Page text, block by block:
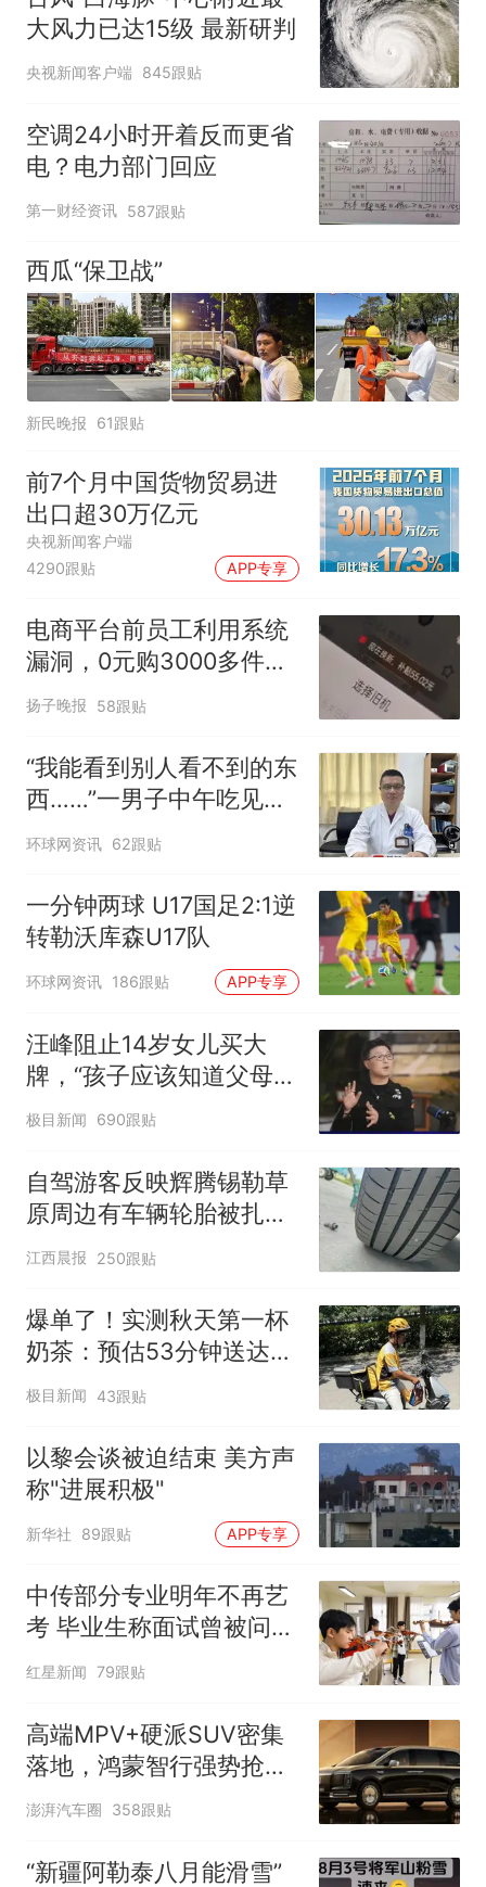
大风力已达15级 最新研判
央视新闻客户端 845跟贴
空调24小时开着反而更省
电？电力部门回应
第一财经资讯 587跟贴
西瓜“保卫战”
新民晚报 61跟贴
前7个月中国货物贸易进
出口超30万亿元
央视新闻客户端
4290跟贴
APP专享
电商平台前员工利用系统
漏洞，0元购3000多件家
电！
扬子晚报 58跟贴
“我能看到别人看不到的东
西……”一男子中午吃见手
青没事，晚上再吃却出现
环球网资讯 62跟贴
一分钟两球 U17国足2:1逆
转勒沃库森U17队
环球网资讯 186跟贴 APP专享
汪峰阻止14岁女儿买大
牌，“孩子应该知道父母的
不易”，称自己买衣服80%
极目新闻 690跟贴
自驾游客反映辉腾锡勒草
原周边有车辆轮胎被扎，
修理店铺换胎价格高达千
元，官方发布情况通报
江西晨报 250跟贴
爆单了！实测秋天第一杯
奶茶：预估53分钟送达，
实际耗时92分钟
极目新闻 43跟贴
以黎会谈被迫结束 美方声
称"进展积极"
新华社 89跟贴 APP专享
中传部分专业明年不再艺
考 毕业生称面试曾被问
“如何策划晚会” 专家：遏
红星新闻 79跟贴
高端MPV+硬派SUV密集
落地，鸿蒙智行强势抢占
自主高端市场制高点
澎湃汽车圈 358跟贴
“新疆阿勒泰八月能滑雪”